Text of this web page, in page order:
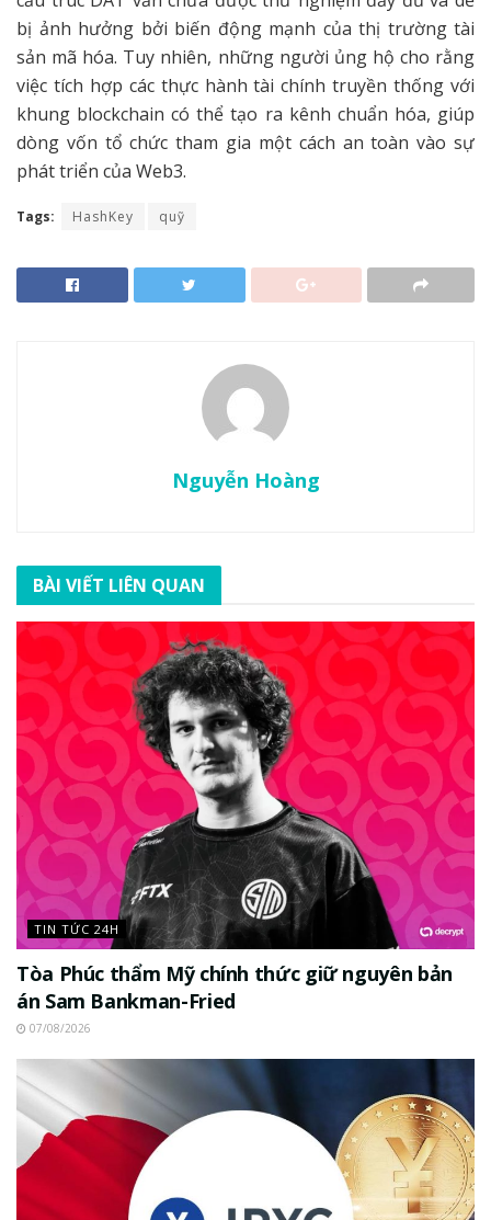
bị ảnh hưởng bởi biến động mạnh của thị trường tài
sản mã hóa. Tuy nhiên, những người ủng hộ cho rằng
việc tích hợp các thực hành tài chính truyền thống với
khung blockchain có thể tạo ra kênh chuẩn hóa, giúp
dòng vốn tổ chức tham gia một cách an toàn vào sự
phát triển của Web3.
Tags: HashKey quỹ
Nguyễn Hoàng
BÀI VIẾT LIÊN QUAN
TIN TỨC 24H
Tòa Phúc thẩm Mỹ chính thức giữ nguyên bản
án Sam Bankman-Fried
07/08/2026